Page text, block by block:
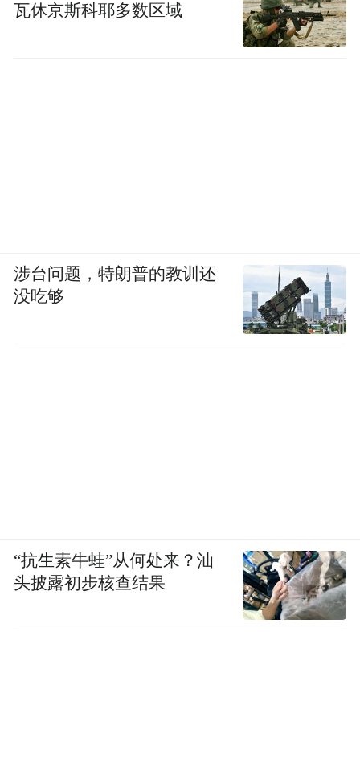
瓦休京斯科耶多数区域
涉台问题，特朗普的教训还
没吃够
“抗生素牛蛙”从何处来？汕
头披露初步核查结果